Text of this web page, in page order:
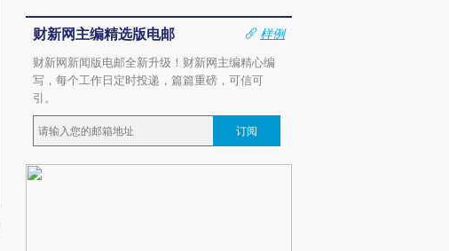
财新网主编精选版电邮
样例
财新网新闻版电邮全新升级！财新网主编精心编
写，每个工作日定时投递，篇篇重磅，可信可
引。
订阅